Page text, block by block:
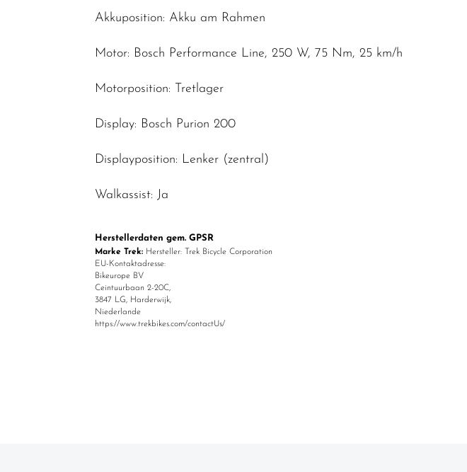
Akkuposition: Akku am Rahmen
Motor: Bosch Performance Line, 250 W, 75 Nm, 25 km/h
Motorposition: Tretlager
Display: Bosch Purion 200
Displayposition: Lenker (zentral)
Walkassist: Ja
Herstellerdaten gem. GPSR
Marke Trek: Hersteller: Trek Bicycle Corporation
EU-Kontaktadresse:
Bikeurope BV
Ceintuurbaan 2-20C,
3847 LG, Harderwijk,
Niederlande
https://www.trekbikes.com/contactUs/